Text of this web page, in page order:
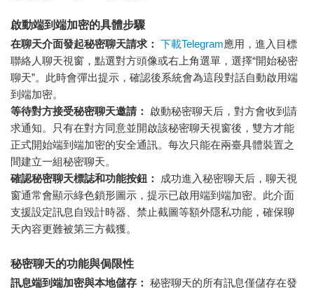
啟動端到端加密的具體步驟
在聊天介面發起秘密聊天請求： 下載Telegram應用，進入目標
聯絡人聊天視窗，點選對方頭像或右上角選單，選擇“開始秘密
聊天”。此時會彈出提示，確認後系統會為這段對話自動啟用端
到端加密。
等待對方接受秘密聊天邀請：
啟動秘密聊天后，對方會收到請
求通知。只有在對方同意並開啟該秘密聊天視窗後，雙方才能
正式開始端到端加密的安全通訊。每次只能在兩臺具體裝置之
間建立一組秘密聊天。
確認秘密聊天標誌和功能按鈕：
成功進入秘密聊天后，聊天視
窗通常會顯示綠色鎖形圖示，提示已啟用端到端加密。此介面
支援設定訊息自毀計時器、禁止截圖等額外隱私功能，確保聊
天內容更難被第三方截獲。
秘密聊天的功能與侷限性
訊息端到端加密與本地儲存： 秘密聊天的所有訊息僅儲存在發